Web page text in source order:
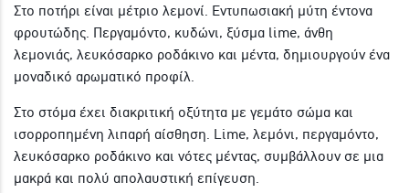
Στο ποτήρι είναι μέτριο λεμονί. Εντυπωσιακή μύτη έντονα
φρουτώδης. Περγαμόντο, κυδώνι, ξύσμα lime, άνθη
λεμονιάς, λευκόσαρκο ροδάκινο και μέντα, δημιουργούν ένα
μοναδικό αρωματικό προφίλ.
Στο στόμα έχει διακριτική οξύτητα με γεμάτο σώμα και
ισορροπημένη λιπαρή αίσθηση. Lime, λεμόνι, περγαμόντο,
λευκόσαρκο ροδάκινο και νότες μέντας, συμβάλλουν σε μια
μακρά και πολύ απολαυστική επίγευση.